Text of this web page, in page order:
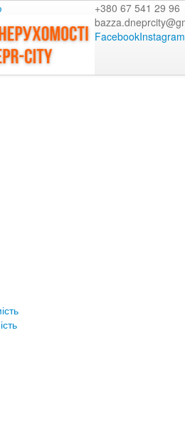
+380 67 541 29 96
FacebookInstagram